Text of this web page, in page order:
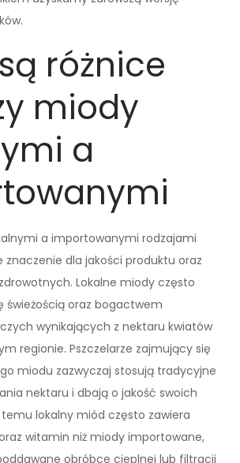
różnice
miody
a
a importowanymi rodzajami
dla jakości produktu oraz
Lokalne miody często
świeżością oraz bogactwem
wynikających z nektaru kwiatów
regionie. Pszczelarze zajmujący się
miodu zazwyczaj stosują tradycyjne
nektaru i dbają o jakość swoich
lokalny miód często zawiera
witamin niż miody importowane,
obróbce cieplnej lub filtracji